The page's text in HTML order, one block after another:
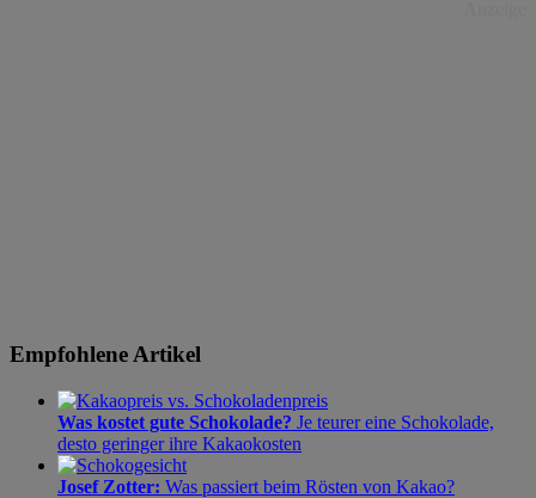
Empfohlene Artikel
Was kostet gute Schokolade? Je teurer eine Schokolade,
desto geringer ihre Kakaokosten
Josef Zotter: Was passiert beim Rösten von Kakao?